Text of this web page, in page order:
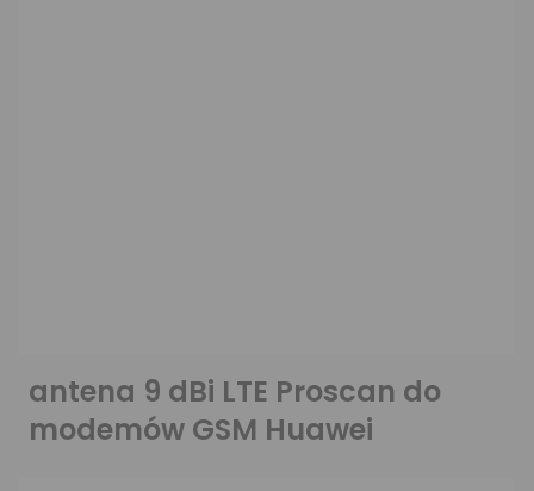
antena 9 dBi LTE Proscan do
modemów GSM Huawei